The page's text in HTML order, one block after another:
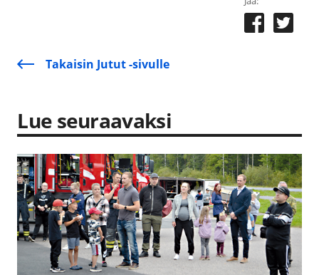
Takaisin Jutut -sivulle
Lue seuraavaksi